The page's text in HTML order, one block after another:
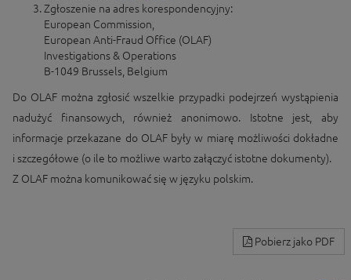
Zgłoszenie na adres korespondencyjny:
European Commission,
European Anti-Fraud Office (OLAF)
Investigations & Operations
B-1049 Brussels, Belgium
Do OLAF można zgłosić wszelkie przypadki podejrzeń wystąpienia
nadużyć finansowych, również anonimowo. Istotne jest, aby
informacje przekazane do OLAF były w miarę możliwości dokładne
i szczegółowe (o ile to możliwe warto załączyć istotne dokumenty).
Z OLAF można komunikować się w języku polskim.
Pobierz jako PDF